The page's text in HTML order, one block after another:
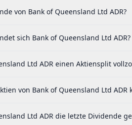
von Bank of Queensland Ltd ADR?
sich Bank of Queensland Ltd ADR?
Ltd ADR einen Aktiensplit
von Bank of Queensland Ltd
Ltd ADR die letzte Dividende